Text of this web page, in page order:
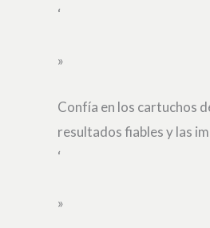
‘
»
Confía en los cartuchos
resultados fiables y las
‘
»